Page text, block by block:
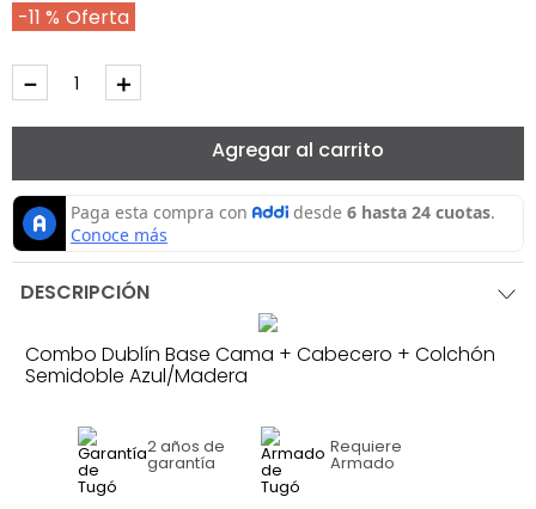
11 %
＋
－
Agregar al carrito
DESCRIPCIÓN
Combo Dublín Base Cama + Cabecero + Colchón
Semidoble Azul/Madera
2 años de
garantía
Requiere
Armado